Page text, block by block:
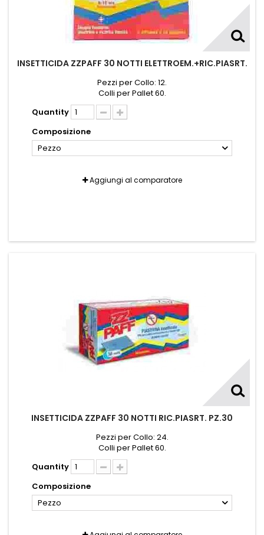
INSETTICIDA ZZPAFF 30 NOTTI ELETTROEM.+RIC.PIASRT.
Pezzi per Collo: 12.
Colli per Pallet 60.
Quantity
Composizione
Pezzo
Aggiungi al comparatore
INSETTICIDA ZZPAFF 30 NOTTI RIC.PIASRT. PZ.30
Pezzi per Collo: 24.
Colli per Pallet 60.
Quantity
Composizione
Pezzo